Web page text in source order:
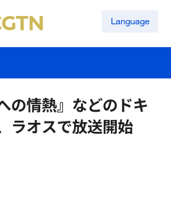
Language
の情熱』などのドキ
ラオスで放送開始